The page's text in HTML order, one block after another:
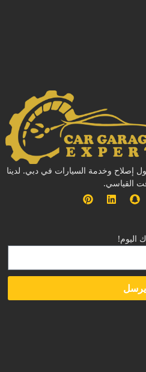
إصلاح وخدمة السيارات في دبي. لدينا
القياسي.
اليوم!
يرسل